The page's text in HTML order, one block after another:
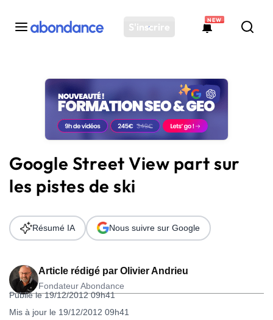
S'inscrire
NEW
Toutes les actus
Actus SEO
Plateforme
Solutions
Ressources
Audit SEO
Google Street View part sur
les pistes de ski
Article rédigé par Olivier Andrieu
Fondateur Abondance
Publié le 19/12/2012 09h41
Mis à jour le 19/12/2012 09h41
Résumé IA Nous suivre sur Google